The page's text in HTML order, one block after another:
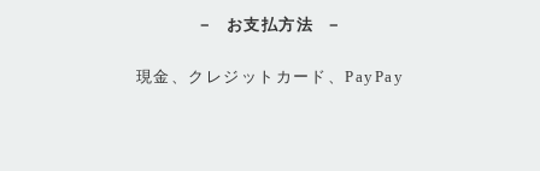
お支払方法
現金、クレジットカード、PayPay